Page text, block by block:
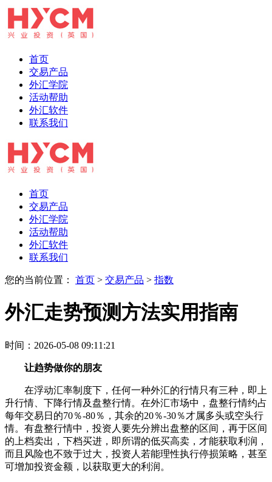
首页
交易产品
外汇学院
活动帮助
外汇软件
联系我们
首页
交易产品
外汇学院
活动帮助
外汇软件
联系我们
您的当前位置： 首页 > 交易产品 > 指数
外汇走势预测方法实用指南
时间：2026-05-08 09:11:21
让趋势做你的朋友
在浮动汇率制度下，任何一种外汇的行情只有三种，即上
升行情、下降行情及盘整行情。在外汇市场中，盘整行情约占
每年交易日的70％-80％，其余的20％-30％才属多头或空头行
情。有盘整行情中，投资人要先分辨出盘整的区间，再于区间
的上档卖出，下档买进，即所谓的低买高卖，才能获取利润，
而且风险也不致于过大，投资人若能理性执行停损策略，甚至
可增加投资金额，以获取更大的利润。